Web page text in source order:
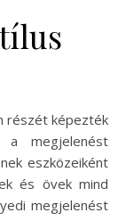
részét képezték
a megjelenést
eszközeiként
és övek mind
megjelenést